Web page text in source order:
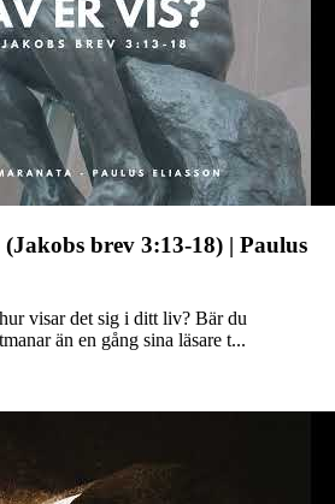
brev 3:13-18) | Paulus
visar det sig i ditt liv? Bär du
än en gång sina läsare t...